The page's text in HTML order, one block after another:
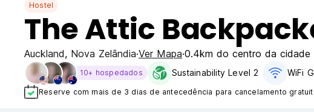
Hostel
The Attic
Auckland, Nova Zelândia Ver Mapa 0.4km do centro da cidade
10+ hospedados Sustainability Level 2 WiFi
Reserve com mais de 3 dias de antecedência para cancelamento